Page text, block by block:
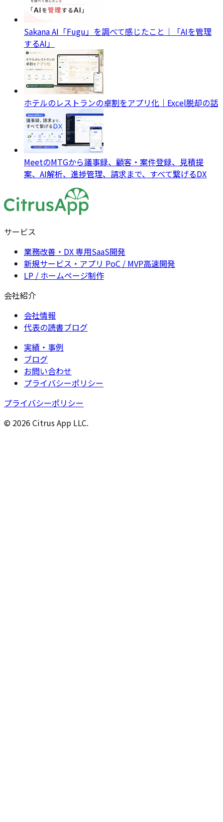
Sakana AI「Fugu」を調べて感じたこと｜「AIを管理
するAI」
ホテルのレストランの卓割をアプリ化｜Excel脱却の話
MeetのMTGから議事録、顧客・案件登録、見積提
案、AI解析、進捗管理、請求まで、すべて繋げるDX
サービス
業務改善・DX 専用SaaS開発
新規サービス・アプリ PoC / MVP高速開発
LP / ホームページ制作
会社紹介
会社情報
代表の読書ブログ
実績・事例
ブログ
お問い合わせ
プライバシーポリシー
プライバシーポリシー
© 2026 Citrus App LLC.